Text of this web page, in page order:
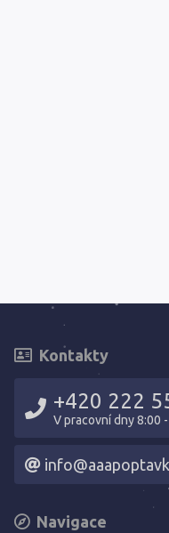
Kontakty
+420 222
V pracovní dny 8:00
Navigace